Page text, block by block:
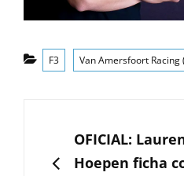
Categorías
F3 Van Amersfoort Racing
entradas
ANTERIOR
OFICIAL:
Hoepen ficha